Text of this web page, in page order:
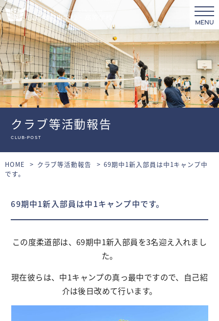
MENU
クラブ等活動報告
club-post
HOME クラブ等活動報告
69期中1新入部員は中1キャンプ中
です。
69期中1新入部員は中1キャンプ中です。
この度柔道部は、69期中1新入部員を3名迎え入れまし
た。
現在彼らは、中1キャンプの真っ最中ですので、自己紹
介は後日改めて行います。